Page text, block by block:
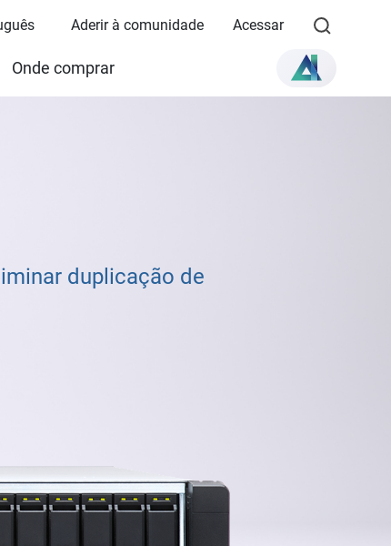
Aderir à comunidade Acessar
Onde comprar
duplicação de